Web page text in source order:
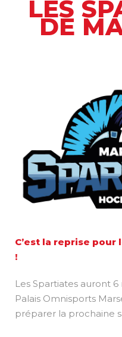
LES
DE
C’est la reprise pour
!
Les Spartiates auront
Palais Omnisports
préparer la prochaine